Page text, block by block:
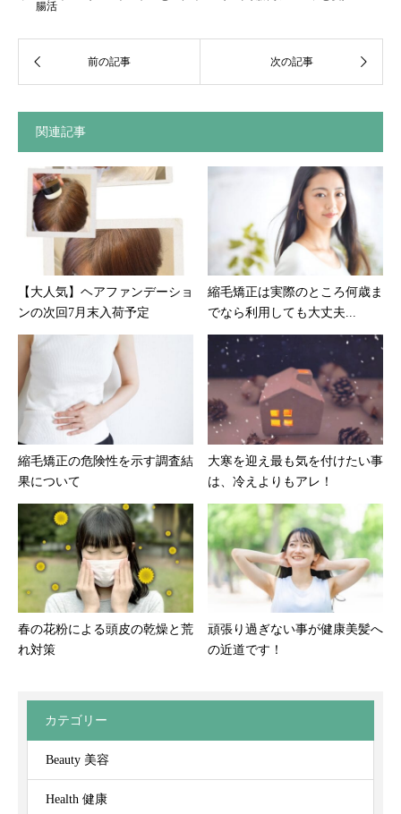
腸活
関連記事
【大人気】ヘアファンデーショ
ンの次回7月末入荷予定
縮毛矯正は実際のところ何歳ま
でなら利用しても大丈夫...
縮毛矯正の危険性を示す調査結
果について
大寒を迎え最も気を付けたい事
は、冷えよりもアレ！
春の花粉による頭皮の乾燥と荒
れ対策
頑張り過ぎない事が健康美髪へ
の近道です！
カテゴリー
Beauty 美容
Health 健康